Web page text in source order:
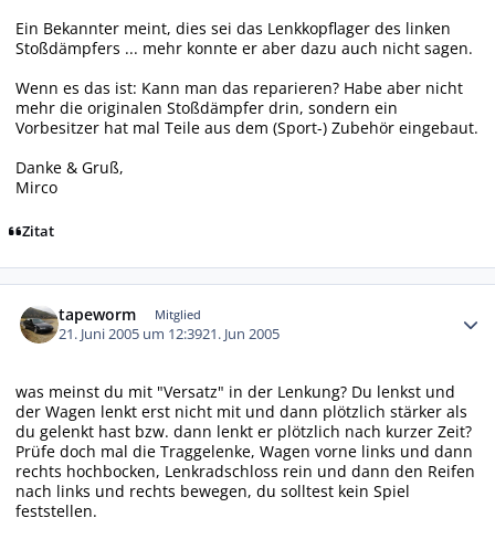
Ein Bekannter meint, dies sei das Lenkkopflager des linken
Stoßdämpfers ... mehr konnte er aber dazu auch nicht sagen.
Wenn es das ist: Kann man das reparieren? Habe aber nicht
mehr die originalen Stoßdämpfer drin, sondern ein
Vorbesitzer hat mal Teile aus dem (Sport-) Zubehör eingebaut.
Danke & Gruß,
Mirco
Zitat
tapeworm Mitglied
21. Juni 2005 um 12:3921. Jun 2005
was meinst du mit "Versatz" in der Lenkung? Du lenkst und
der Wagen lenkt erst nicht mit und dann plötzlich stärker als
du gelenkt hast bzw. dann lenkt er plötzlich nach kurzer Zeit?
Prüfe doch mal die Traggelenke, Wagen vorne links und dann
rechts hochbocken, Lenkradschloss rein und dann den Reifen
nach links und rechts bewegen, du solltest kein Spiel
feststellen.